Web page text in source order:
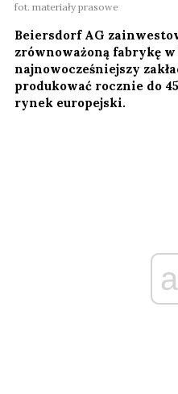
fot. materiały prasowe
Beiersdorf AG
zrównoważoną fabrykę
najnowocześniejszy
produkować rocznie do
rynek europejski.